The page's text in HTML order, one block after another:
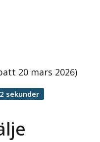
20 mars 2026)
sekunder